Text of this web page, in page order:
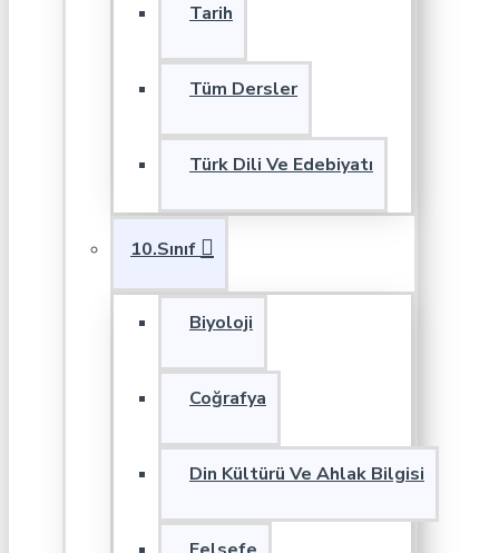
Tarih
Tüm Dersler
Türk Dili Ve Edebiyatı
10.Sınıf
Biyoloji
Coğrafya
Din Kültürü Ve Ahlak Bilgisi